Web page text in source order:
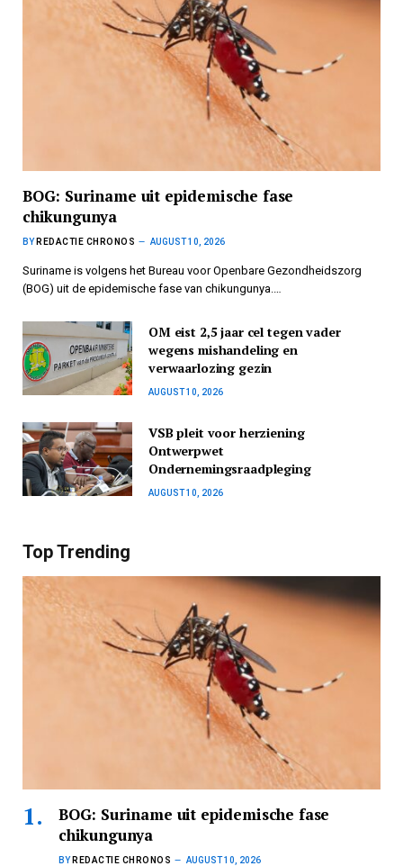
BOG: Suriname uit epidemische fase
chikungunya
BY REDACTIE CHRONOS AUGUST 10, 2026
Suriname is volgens het Bureau voor Openbare Gezondheidszorg
(BOG) uit de epidemische fase van chikungunya.…
OM eist 2,5 jaar cel tegen vader
wegens mishandeling en
verwaarlozing gezin
AUGUST 10, 2026
VSB pleit voor herziening
Ontwerpwet
Ondernemingsraadpleging
AUGUST 10, 2026
Top Trending
BOG: Suriname uit epidemische fase
chikungunya
BY REDACTIE CHRONOS AUGUST 10, 2026